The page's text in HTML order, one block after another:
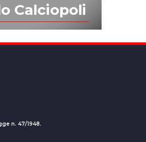
Calciopoli
n. 47/1948.